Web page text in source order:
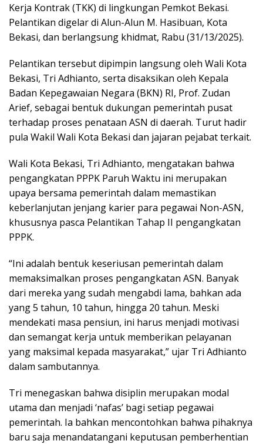
Kerja Kontrak (TKK) di lingkungan Pemkot Bekasi.
Pelantikan digelar di Alun-Alun M. Hasibuan, Kota
Bekasi, dan berlangsung khidmat, Rabu (31/13/2025).
Pelantikan tersebut dipimpin langsung oleh Wali Kota
Bekasi, Tri Adhianto, serta disaksikan oleh Kepala
Badan Kepegawaian Negara (BKN) RI, Prof. Zudan
Arief, sebagai bentuk dukungan pemerintah pusat
terhadap proses penataan ASN di daerah. Turut hadir
pula Wakil Wali Kota Bekasi dan jajaran pejabat terkait.
Wali Kota Bekasi, Tri Adhianto, mengatakan bahwa
pengangkatan PPPK Paruh Waktu ini merupakan
upaya bersama pemerintah dalam memastikan
keberlanjutan jenjang karier para pegawai Non-ASN,
khususnya pasca Pelantikan Tahap II pengangkatan
PPPK.
“Ini adalah bentuk keseriusan pemerintah dalam
memaksimalkan proses pengangkatan ASN. Banyak
dari mereka yang sudah mengabdi lama, bahkan ada
yang 5 tahun, 10 tahun, hingga 20 tahun. Meski
mendekati masa pensiun, ini harus menjadi motivasi
dan semangat kerja untuk memberikan pelayanan
yang maksimal kepada masyarakat,” ujar Tri Adhianto
dalam sambutannya.
Tri menegaskan bahwa disiplin merupakan modal
utama dan menjadi ‘nafas’ bagi setiap pegawai
pemerintah. Ia bahkan mencontohkan bahwa pihaknya
baru saja menandatangani keputusan pemberhentian